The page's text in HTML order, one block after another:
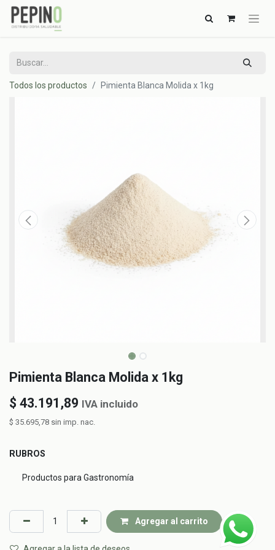
Todos los productos Pimienta Blanca Molida x 1kg
Pimienta Blanca Molida x 1kg
$ 43.191,89 IVA incluido
$ 35.695,78 sin imp. nac.
RUBROS
Productos para Gastronomía
Agregar al carrito